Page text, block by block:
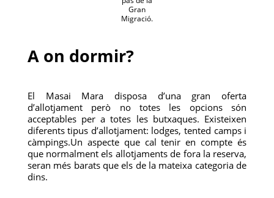
Gran
Migració.
A on dormir?
El Masai Mara disposa d’una gran oferta
d’allotjament però no totes les opcions són
acceptables per a totes les butxaques. Existeixen
diferents tipus d’allotjament: lodges, tented camps i
càmpings.Un aspecte que cal tenir en compte és
que normalment els allotjaments de fora la reserva,
seran més barats que els de la mateixa categoria de
dins.